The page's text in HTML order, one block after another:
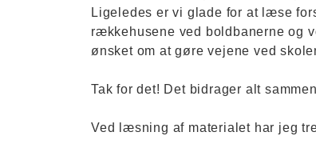
Ligeledes er vi glade for at læse
rækkehusene ved boldbanerne og
ønsket om at gøre vejene ved
Tak for det! Det bidrager alt
Ved læsning af materialet har jeg